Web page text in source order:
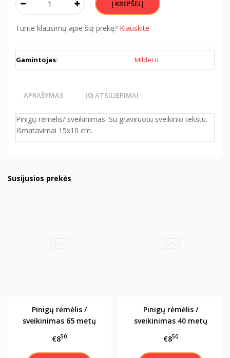
Turite klausimų apie šią prekę? Klauskite
Gamintojas: Mildeco
APRAŠYMAS (0) ATSILIEPIMAI
Pinigų rėmelis/ sveikinimas. Su graviruotu sveikinio tekstu.
Išmatavimai 15x10 cm.
Susijusios prekės
Pinigų rėmėlis /
sveikinimas 65 metų
€850
Pinigų rėmėlis /
sveikinimas 40 metų
€850